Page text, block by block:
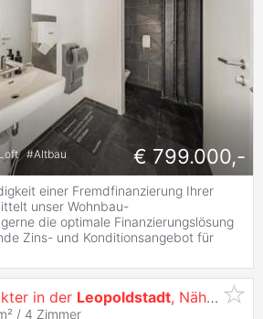
Loft #Altbau € 799.000,-
einer Fremdfinanzierung Ihrer
unser Wohnbau-
die optimale Finanzierungslösung
Zins- und Konditionsangebot für
in der Leopoldstadt, Nähe Donauinsel
/ 4 Zimmer